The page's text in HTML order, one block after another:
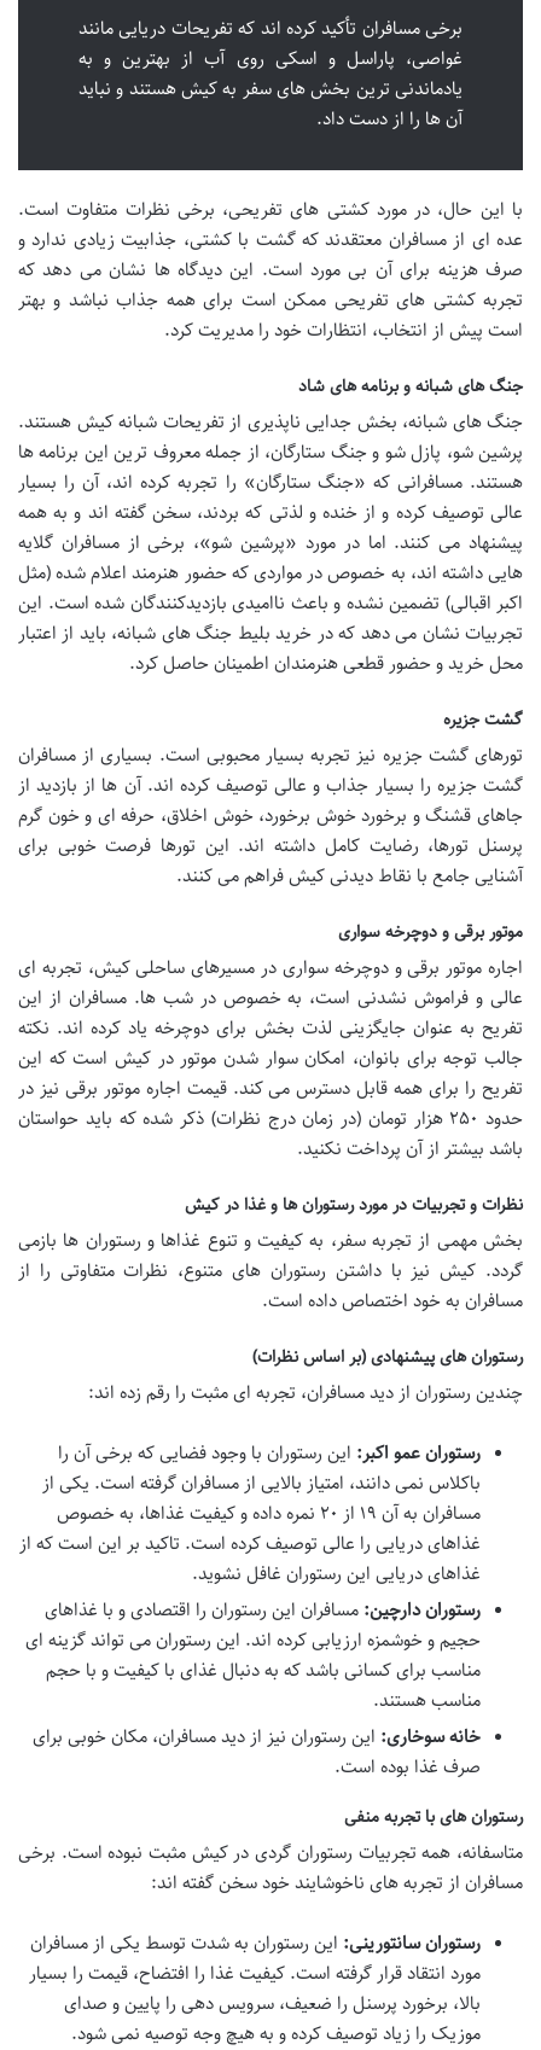
برخی مسافران تأکید کرده اند که تفریحات دریایی مانند
غواصی، پاراسل و اسکی روی آب از بهترین و به
یادماندنی ترین بخش های سفر به کیش هستند و نباید
آن ها را از دست داد.
با این حال، در مورد کشتی های تفریحی، برخی نظرات متفاوت است.
عده ای از مسافران معتقدند که گشت با کشتی، جذابیت زیادی ندارد و
صرف هزینه برای آن بی مورد است. این دیدگاه ها نشان می دهد که
تجربه کشتی های تفریحی ممکن است برای همه جذاب نباشد و بهتر
است پیش از انتخاب، انتظارات خود را مدیریت کرد.
جنگ های شبانه و برنامه های شاد
جنگ های شبانه، بخش جدایی ناپذیری از تفریحات شبانه کیش هستند.
پرشین شو، پازل شو و جنگ ستارگان، از جمله معروف ترین این برنامه ها
هستند. مسافرانی که «جنگ ستارگان» را تجربه کرده اند، آن را بسیار
عالی توصیف کرده و از خنده و لذتی که بردند، سخن گفته اند و به همه
پیشنهاد می کنند. اما در مورد «پرشین شو»، برخی از مسافران گلایه
هایی داشته اند، به خصوص در مواردی که حضور هنرمند اعلام شده (مثل
اکبر اقبالی) تضمین نشده و باعث ناامیدی بازدیدکنندگان شده است. این
تجربیات نشان می دهد که در خرید بلیط جنگ های شبانه، باید از اعتبار
محل خرید و حضور قطعی هنرمندان اطمینان حاصل کرد.
گشت جزیره
تورهای گشت جزیره نیز تجربه بسیار محبوبی است. بسیاری از مسافران
گشت جزیره را بسیار جذاب و عالی توصیف کرده اند. آن ها از بازدید از
جاهای قشنگ و برخورد خوش برخورد، خوش اخلاق، حرفه ای و خون گرم
پرسنل تورها، رضایت کامل داشته اند. این تورها فرصت خوبی برای
آشنایی جامع با نقاط دیدنی کیش فراهم می کنند.
موتور برقی و دوچرخه سواری
اجاره موتور برقی و دوچرخه سواری در مسیرهای ساحلی کیش، تجربه ای
عالی و فراموش نشدنی است، به خصوص در شب ها. مسافران از این
تفریح به عنوان جایگزینی لذت بخش برای دوچرخه یاد کرده اند. نکته
جالب توجه برای بانوان، امکان سوار شدن موتور در کیش است که این
تفریح را برای همه قابل دسترس می کند. قیمت اجاره موتور برقی نیز در
حدود ۲۵۰ هزار تومان (در زمان درج نظرات) ذکر شده که باید حواستان
باشد بیشتر از آن پرداخت نکنید.
نظرات و تجربیات در مورد رستوران ها و غذا در کیش
بخش مهمی از تجربه سفر، به کیفیت و تنوع غذاها و رستوران ها بازمی
گردد. کیش نیز با داشتن رستوران های متنوع، نظرات متفاوتی را از
مسافران به خود اختصاص داده است.
رستوران های پیشنهادی (بر اساس نظرات)
چندین رستوران از دید مسافران، تجربه ای مثبت را رقم زده اند:
رستوران عمو اکبر: این رستوران با وجود فضایی که برخی آن را
باکلاس نمی دانند، امتیاز بالایی از مسافران گرفته است. یکی از
مسافران به آن ۱۹ از ۲۰ نمره داده و کیفیت غذاها، به خصوص
غذاهای دریایی را عالی توصیف کرده است. تاکید بر این است که از
غذاهای دریایی این رستوران غافل نشوید.
رستوران دارچین: مسافران این رستوران را اقتصادی و با غذاهای
حجیم و خوشمزه ارزیابی کرده اند. این رستوران می تواند گزینه ای
مناسب برای کسانی باشد که به دنبال غذای با کیفیت و با حجم
مناسب هستند.
خانه سوخاری: این رستوران نیز از دید مسافران، مکان خوبی برای
صرف غذا بوده است.
رستوران های با تجربه منفی
متاسفانه، همه تجربیات رستوران گردی در کیش مثبت نبوده است. برخی
مسافران از تجربه های ناخوشایند خود سخن گفته اند:
رستوران سانتورینی: این رستوران به شدت توسط یکی از مسافران
مورد انتقاد قرار گرفته است. کیفیت غذا را افتضاح، قیمت را بسیار
بالا، برخورد پرسنل را ضعیف، سرویس دهی را پایین و صدای
موزیک را زیاد توصیف کرده و به هیچ وجه توصیه نمی شود.